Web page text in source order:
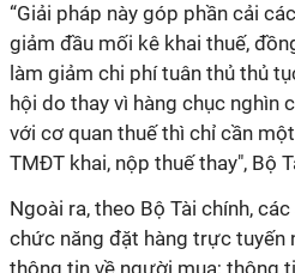
“Giải pháp này góp phần cải
giảm đầu mối kê khai thuế,
làm giảm chi phí tuân thủ thủ
hội do thay vì hàng chục nghìn
với cơ quan thuế thì chỉ cần
TMĐT khai, nộp thuế thay", Bộ
Ngoài ra, theo Bộ Tài chính,
chức năng đặt hàng trực tuyến
thông tin về người mua; thông